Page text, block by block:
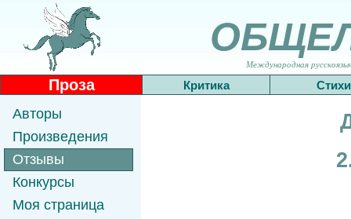
Международная
Проза Критика Стихи
Авторы
Произведения
Отзывы
Конкурсы
Моя страница